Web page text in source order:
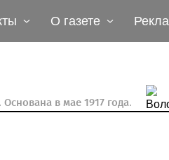
О газете
Основана в мае 1917 года.